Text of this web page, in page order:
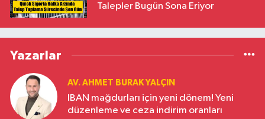
Talepler Bugün Sona Eriyor
Yazarlar
AV. AHMET BURAK YALÇIN
IBAN mağdurları için yeni dönem! Yeni
düzenleme ve ceza indirim oranları